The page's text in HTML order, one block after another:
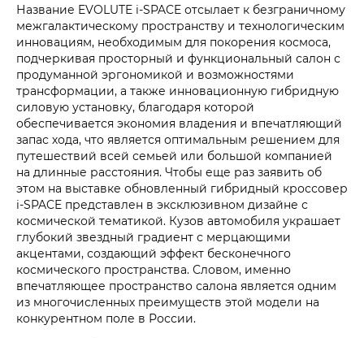
Название EVOLUTE i‑SPACE отсылает к безграничному
межгалактическому пространству и технологическим
инновациям, необходимым для покорения космоса,
подчеркивая просторный и функциональный салон с
продуманной эргономикой и возможностями
трансформации, а также инновационную гибридную
силовую установку, благодаря которой
обеспечивается экономия владения и впечатляющий
запас хода, что является оптимальным решением для
путешествий всей семьей или большой компанией
на длинные расстояния. Чтобы еще раз заявить об
этом на выставке обновленный гибридный кроссовер
i‑SPACE представлен в эксклюзивном дизайне с
космической тематикой. Кузов автомобиля украшает
глубокий звездный градиент с мерцающими
акцентами, создающий эффект бесконечного
космического пространства. Словом, именно
впечатляющее пространство салона является одним
из многочисленных преимуществ этой модели на
конкурентном поле в России.